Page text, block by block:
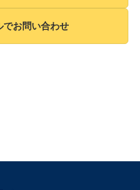
でお問い合わせ